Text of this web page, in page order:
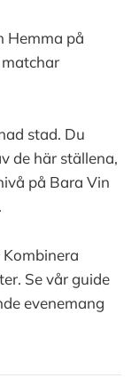
Hemma på
stad. Du
de här ställena,
på Bara Vin
Kombinera
Se vår guide
evenemang